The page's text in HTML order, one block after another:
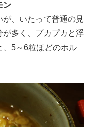
ン
、いたって普通の見
多く、プカプカと浮
、5～6粒ほどのホル